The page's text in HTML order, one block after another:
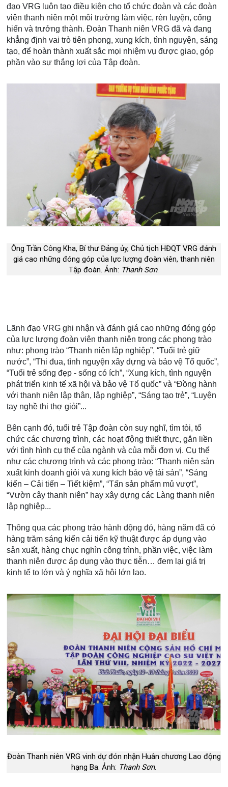
đạo VRG luôn tạo điều kiện cho tổ chức đoàn và các đoàn
viên thanh niên một môi trường làm việc, rèn luyện, cống
hiến và trưởng thành. Đoàn Thanh niên VRG đã và đang
khẳng định vai trò tiên phong, xung kích, tình nguyện, sáng
tạo, để hoàn thành xuất sắc mọi nhiệm vụ được giao, góp
phần vào sự thắng lợi của Tập đoàn.
Ông Trần Công Kha, Bí thư Đảng ủy, Chủ tịch HĐQT VRG đánh
giá cao những đóng góp của lực lượng đoàn viên, thanh niên
Tập đoàn. Ảnh: Thanh Sơn.
Lãnh đạo VRG ghi nhận và đánh giá cao những đóng góp
của lực lượng đoàn viên thanh niên trong các phong trào
như: phong trào “Thanh niên lập nghiệp”, “Tuổi trẻ giữ
nước”, “Thi đua, tình nguyện xây dựng và bảo vệ Tổ quốc”,
“Tuổi trẻ sống đẹp - sống có ích”, “Xung kích, tình nguyện
phát triển kinh tế xã hội và bảo vệ Tổ quốc” và “Đồng hành
với thanh niên lập thân, lập nghiệp”, “Sáng tạo trẻ”, “Luyện
tay nghề thi thợ giỏi”...
Bên cạnh đó, tuổi trẻ Tập đoàn còn suy nghĩ, tìm tòi, tổ
chức các chương trình, các hoạt động thiết thực, gắn liền
với tình hình cụ thể của ngành và của mỗi đơn vị. Cụ thể
như các chương trình và các phong trào: “Thanh niên sản
xuất kinh doanh giỏi và xung kích bảo vệ tài sản”, “Sáng
kiến – Cải tiến – Tiết kiệm”, “Tấn sản phẩm mủ vượt”,
“Vườn cây thanh niên” hay xây dựng các Làng thanh niên
lập nghiệp...
Thông qua các phong trào hành động đó, hàng năm đã có
hàng trăm sáng kiến cải tiến kỹ thuật được áp dụng vào
sản xuất, hàng chục nghìn công trình, phần việc, việc làm
thanh niên được áp dụng vào thực tiễn… đem lại giá trị
kinh tế to lớn và ý nghĩa xã hội lớn lao.
Đoàn Thanh niên VRG vinh dự đón nhận Huân chương Lao động
hạng Ba. Ảnh: Thanh Sơn.